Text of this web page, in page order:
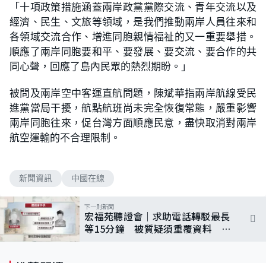
「十項政策措施涵蓋兩岸政黨黨際交流、青年交流以及
經濟、民生、文旅等領域，是我們推動兩岸人員往來和
各領域交流合作、增進同胞親情福祉的又一重要舉措。
順應了兩岸同胞要和平、要發展、要交流、要合作的共
同心聲，回應了島內民眾的熱烈期盼。」
被問及兩岸空中客運直航問題，陳斌華指兩岸航線受民
進黨當局干擾，航點航班尚未完全恢復常態，嚴重影響
兩岸同胞往來，促台灣方面順應民意，盡快取消對兩岸
航空運輸的不合理限制。
新聞資訊 中國在線
下一則新聞
宏福苑聽證會｜求助電話轉駁最長
等15分鐘 被質疑須重覆資料 副